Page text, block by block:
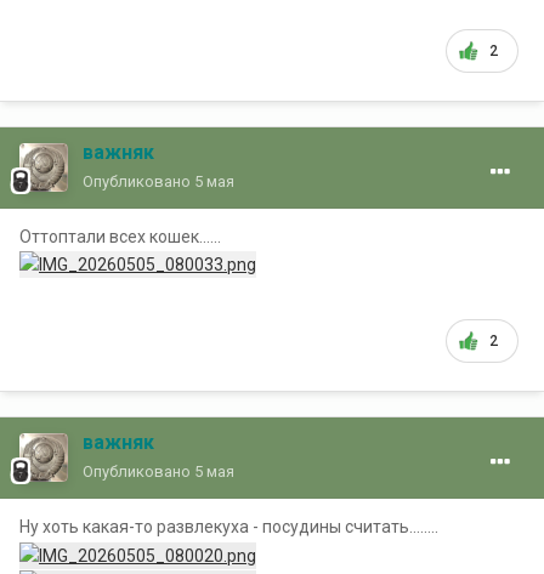
2
важняк
Опубликовано 5 мая
Оттоптали всех кошек......
2
важняк
Опубликовано 5 мая
Ну хоть какая-то развлекуха - посудины считать........